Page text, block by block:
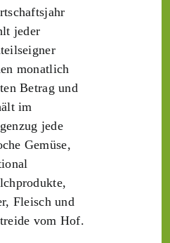
jeder
monatlich
Betrag und
im
jede
Gemüse,
Fleisch und
vom Hof.